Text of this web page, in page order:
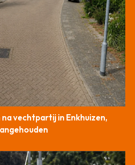
na vechtpartij in Enkhuizen,